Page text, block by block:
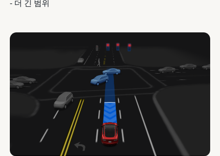
- 더 긴 범위